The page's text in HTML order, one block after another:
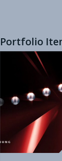
Portfolio